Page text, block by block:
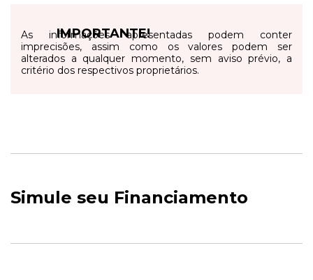
IMPORTANTE!
As informações apresentadas podem conter
imprecisões, assim como os valores podem ser
alterados a qualquer momento, sem aviso prévio, a
critério dos respectivos proprietários.
Simule seu Financiamento